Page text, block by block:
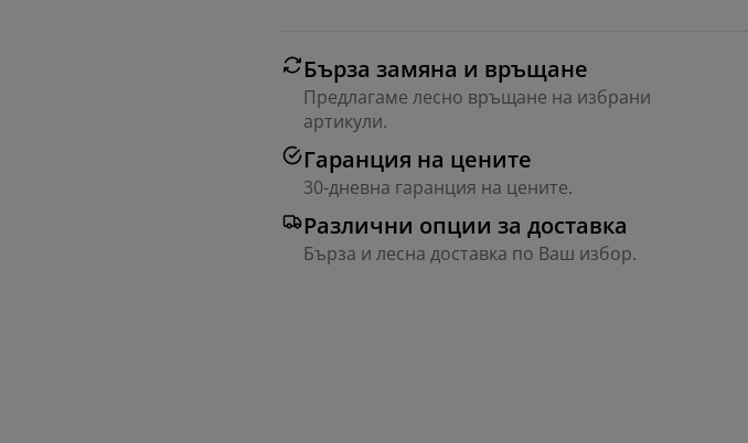
Бърза замяна и връщане
Предлагаме лесно връщане на избрани
артикули.
Гаранция на цените
30-дневна гаранция на цените.
Различни опции за доставка
Бърза и лесна доставка по Ваш избор.